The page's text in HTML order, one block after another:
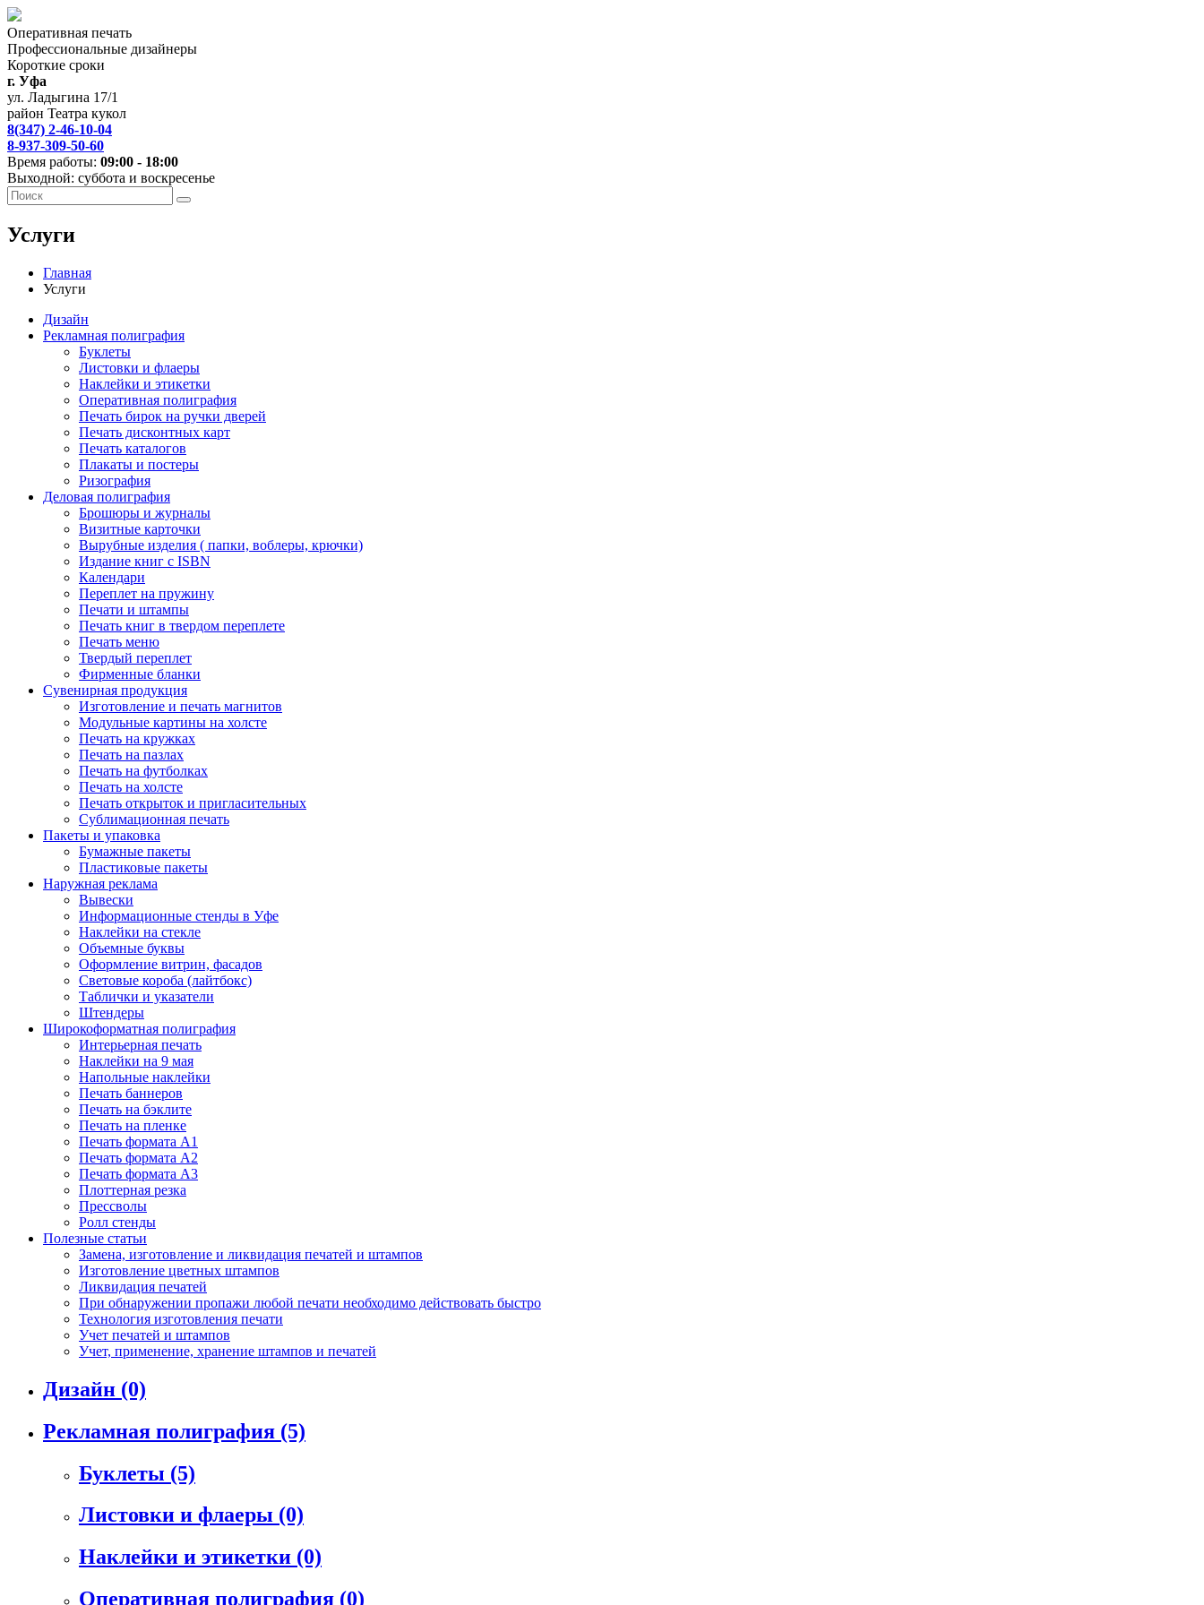
Оперативная печать
Профессиональные дизайнеры
Короткие сроки
г. Уфа
ул. Ладыгина 17/1
район Театра кукол
8(347) 2-46-10-04
8-937-309-50-60
Время работы: 09:00 - 18:00
Выходной: суббота и воскресенье
Услуги
Главная
Услуги
Дизайн
Рекламная полиграфия
Буклеты
Листовки и флаеры
Наклейки и этикетки
Оперативная полиграфия
Печать бирок на ручки дверей
Печать дисконтных карт
Печать каталогов
Плакаты и постеры
Ризография
Деловая полиграфия
Брошюры и журналы
Визитные карточки
Вырубные изделия ( папки, воблеры, крючки)
Издание книг с ISBN
Календари
Переплет на пружину
Печати и штампы
Печать книг в твердом переплете
Печать меню
Твердый переплет
Фирменные бланки
Сувенирная продукция
Изготовление и печать магнитов
Модульные картины на холсте
Печать на кружках
Печать на пазлах
Печать на футболках
Печать на холсте
Печать открыток и пригласительных
Сублимационная печать
Пакеты и упаковка
Бумажные пакеты
Пластиковые пакеты
Наружная реклама
Вывески
Информационные стенды в Уфе
Наклейки на стекле
Объемные буквы
Оформление витрин, фасадов
Световые короба (лайтбокс)
Таблички и указатели
Штендеры
Широкоформатная полиграфия
Интерьерная печать
Наклейки на 9 мая
Напольные наклейки
Печать баннеров
Печать на бэклите
Печать на пленке
Печать формата А1
Печать формата А2
Печать формата А3
Плоттерная резка
Прессволы
Ролл стенды
Полезные статьи
Замена, изготовление и ликвидация печатей и штампов
Изготовление цветных штампов
Ликвидация печатей
При обнаружении пропажи любой печати необходимо действовать быстро
Технология изготовления печати
Учет печатей и штампов
Учет, применение, хранение штампов и печатей
Дизайн (0)
Рекламная полиграфия (5)
Буклеты (5)
Листовки и флаеры (0)
Наклейки и этикетки (0)
Оперативная полиграфия (0)